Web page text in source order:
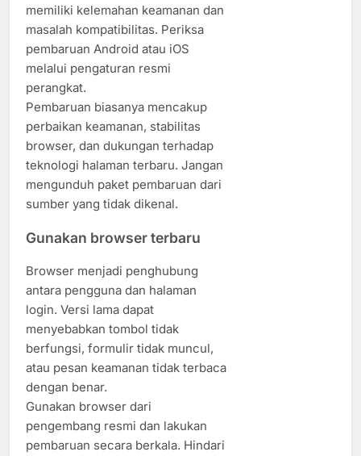
memiliki kelemahan keamanan dan
masalah kompatibilitas. Periksa
pembaruan Android atau iOS
melalui pengaturan resmi
perangkat.
Pembaruan biasanya mencakup
perbaikan keamanan, stabilitas
browser, dan dukungan terhadap
teknologi halaman terbaru. Jangan
mengunduh paket pembaruan dari
sumber yang tidak dikenal.
Gunakan browser terbaru
Browser menjadi penghubung
antara pengguna dan halaman
login. Versi lama dapat
menyebabkan tombol tidak
berfungsi, formulir tidak muncul,
atau pesan keamanan tidak terbaca
dengan benar.
Gunakan browser dari
pengembang resmi dan lakukan
pembaruan secara berkala. Hindari